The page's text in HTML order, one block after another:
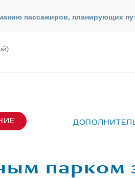
пассажиров, планирующих
парком